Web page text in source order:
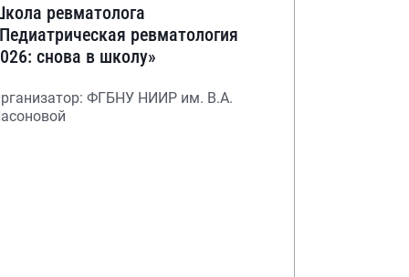
ревматолога
ревматология
снова в школу»
ФГБНУ НИИР им. В.А.